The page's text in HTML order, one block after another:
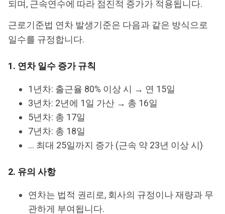
되며, 근속연수에 따라 점진적 증가가 적용됩니다.
근로기준법 연차 발생기준은 다음과 같은 방식으로
일수를 규정합니다.
1. 연차 일수 증가 규칙
1년차: 출근율 80% 이상 시 → 연 15일
3년차: 2년에 1일 가산 → 총 16일
5년차: 총 17일
7년차: 총 18일
… 최대 25일까지 증가 (근속 약 23년 이상 시)
2. 유의 사항
연차는 법적 권리로, 회사의 규정이나 재량과 무
관하게 부여됩니다.